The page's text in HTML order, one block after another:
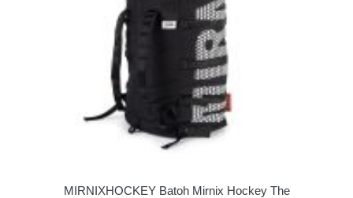
MIRNIXHOCKEY Batoh Mirnix Hockey The